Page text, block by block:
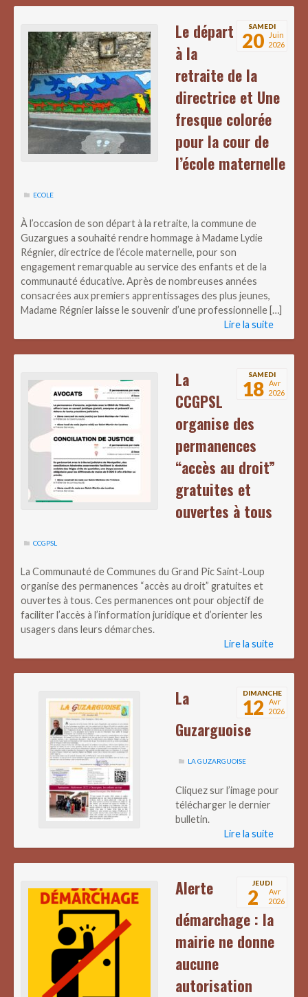
SAMEDI
20
Juin
2026
Le départ
à la
retraite de la
directrice et Une
fresque colorée
pour la cour de
l’école maternelle
ECOLE
À l’occasion de son départ à la retraite, la commune de
Guzargues a souhaité rendre hommage à Madame Lydie
Régnier, directrice de l’école maternelle, pour son
engagement remarquable au service des enfants et de la
communauté éducative. Après de nombreuses années
consacrées aux premiers apprentissages des plus jeunes,
Madame Régnier laisse le souvenir d’une professionnelle […]
Lire la suite
SAMEDI
18
Avr
2026
La
CCGPSL
organise des
permanences
“accès au droit”
gratuites et
ouvertes à tous
CCGPSL
La Communauté de Communes du Grand Pic Saint-Loup
organise des permanences “accès au droit” gratuites et
ouvertes à tous. Ces permanences ont pour objectif de
faciliter l’accès à l’information juridique et d’orienter les
usagers dans leurs démarches.
Lire la suite
DIMANCHE
12
Avr
2026
La
Guzarguoise
LA GUZARGUOISE
Cliquez sur l’image pour
télécharger le dernier
bulletin.
Lire la suite
JEUDI
2
Avr
2026
Alerte
démarchage : la
mairie ne donne
aucune
autorisation